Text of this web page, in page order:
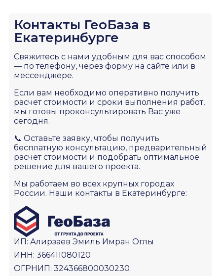
Контакты ГеоБаза в
Екатеринбурге
Свяжитесь с нами удобным для вас способом
— по телефону, через форму на сайте или в
мессенджере.
Если вам необходимо оперативно получить
расчет стоимости и сроки выполнения работ,
мы готовы проконсультировать Вас уже
сегодня.
📞 Оставьте заявку, чтобы получить
бесплатную консультацию, предварительный
расчет стоимости и подобрать оптимальное
решение для вашего проекта.
Мы работаем во всех крупных городах
России. Наши контакты в Екатеринбурге:
ИП: Алирзаев Эмиль Имран Оглы
ИНН: 366411080120
ОГРНИП: 324366800030230